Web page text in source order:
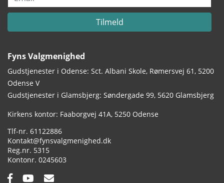
Fyns Valgmenighed
Gudstjenester i Odense: Sct. Albani Skole, Rømersvej 61, 5200
Odense V
Gudstjenester i Glamsbjerg: Søndergade 99, 5620 Glamsbjerg
Adresse:
Kirkens kontor: Faaborgvej 41A 5250 Odense
Tlf.:
61122886
Email:
Kontakt@fynsvalgmenighed.dk
Reg.nr.:
5315
Kontonummer:
0245603
Facebook:
YouTube:
Email:
Tilmeld